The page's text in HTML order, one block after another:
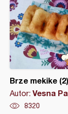
Brze mekike (2)
Autor: Vesna
8320